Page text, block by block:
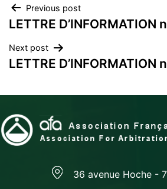
Navegación
de
entradas
Previous post
LETTRE D’INFORMATION
Next post
LETTRE D’INFORMATION
36 avenue Hoche -